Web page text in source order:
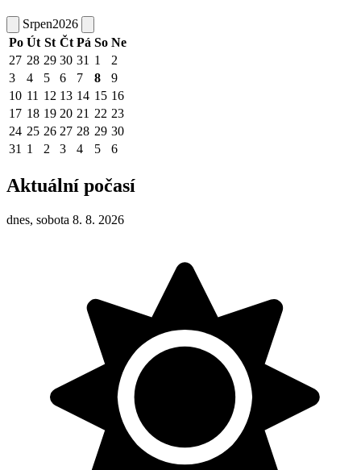
Srpen2026
Po Út St Čt Pá So Ne
27 28 29 30 31 1
2
3
4 5 6 7 8
9
10 11 12 13 14 15 16
17 18 19 20 21 22 23
24 25 26 27 28 29 30
31 1 2 3 4 5 6
Aktuální počasí
dnes, sobota 8. 8. 2026